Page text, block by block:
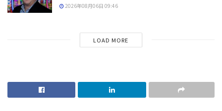
2026年08月06日 09:46
LOAD MORE